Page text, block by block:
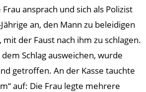
ansprach und sich als Polizist
an, den Mann zu beleidigen
der Faust nach ihm zu schlagen.
Schlag ausweichen, wurde
getroffen. An der Kasse tauchte
auf: Die Frau legte mehrere